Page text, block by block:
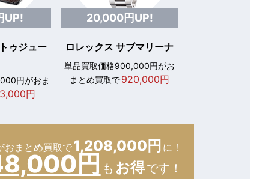
UP!
ゥジュー
円がおま
円
20,000円UP!
ロレックス サブマリーナ
単品買取価格900,000円がお
まとめ買取で920,000円
おまとめ買取で1,208,000円 に！
円 も お得です！